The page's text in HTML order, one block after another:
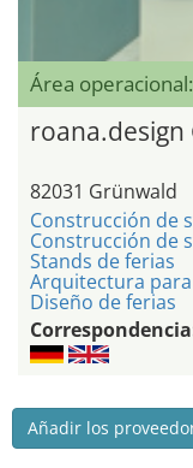
Área
roana.design
82031 Grünwald
Construcción de
Construcción de
Stands de ferias
Arquitectura
Diseño de ferias
Añadir los